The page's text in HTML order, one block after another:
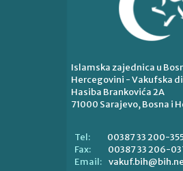
Islamska zajednica u
Hercegovini - Vakufska
Hasiba Brankovića 2A
71000 Sarajevo, Bosna i
Tel:
00387 33 200-
Fax:
00387 33 206-
Email: